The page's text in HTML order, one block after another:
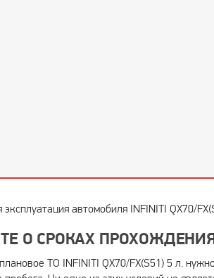
эксплуатация автомобиля INFINITI QX70/
О СРОКАХ
ТО INFINITI QX70/FX(S51) 5 л.